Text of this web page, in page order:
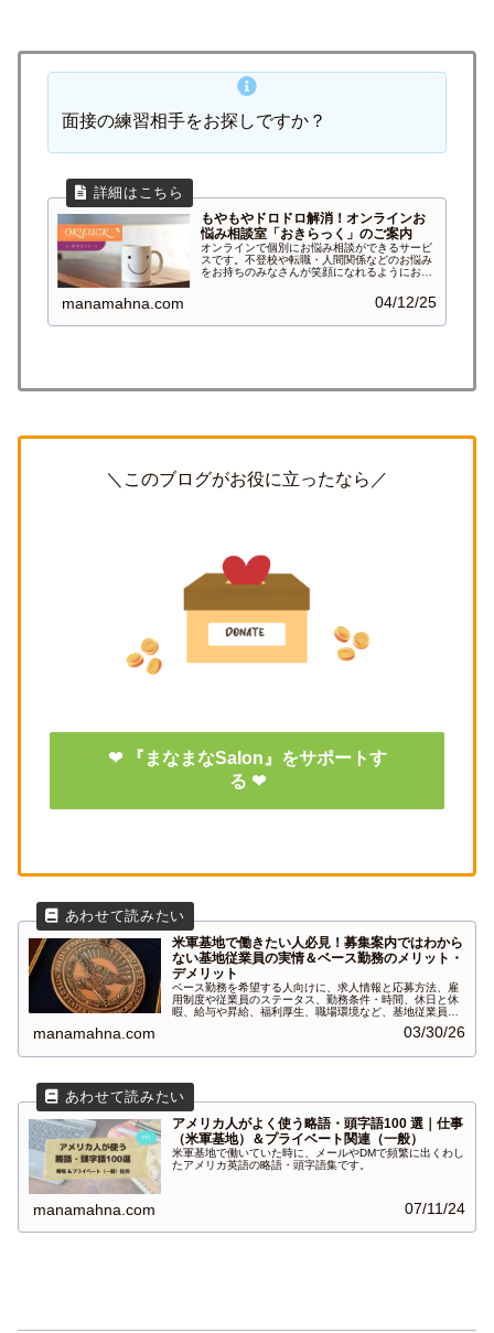
面接の練習相手をお探しですか？
もやもやドロドロ解消！オンラインお
悩み相談室「おきらっく」のご案内
オンラインで個別にお悩み相談ができるサービ
スです。不登校や転職・人間関係などのお悩み
をお持ちのみなさんが笑顔になれるようにお手
manamahna.com 04/12/25
＼このブログがお役に立ったなら／
❤ 『まなまなSalon』をサポートす
る ❤
米軍基地で働きたい人必見！募集案内ではわから
ない基地従業員の実情＆ベース勤務のメリット・
デメリット
ベース勤務を希望する人向けに、求人情報と応募方法、雇
用制度や従業員のステータス、勤務条件・時間、休日と休
暇、給与や昇給、福利厚生、職場環境など、基地従業員の
manamahna.com 03/30/26
アメリカ人がよく使う略語・頭字語100 選｜仕事
（米軍基地）＆プライベート関連（一般）
米軍基地で働いていた時に、メールやDMで頻繁に出くわし
たアメリカ英語の略語・頭字語集です。
manamahna.com 07/11/24